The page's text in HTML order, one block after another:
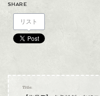
SHARE
リスト
Title: